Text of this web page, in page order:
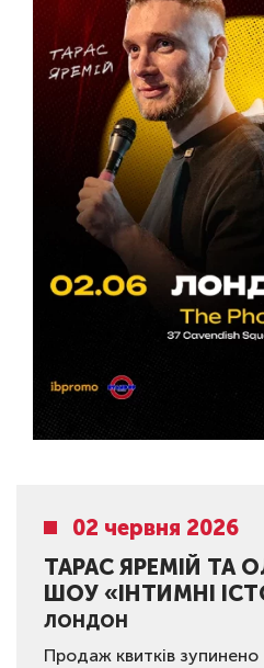
02 червня 2026
ТАРАС ЯРЕМІЙ ТА
ШОУ «ІНТИМНІ
ЛОНДОН
Продаж квитків зупинено